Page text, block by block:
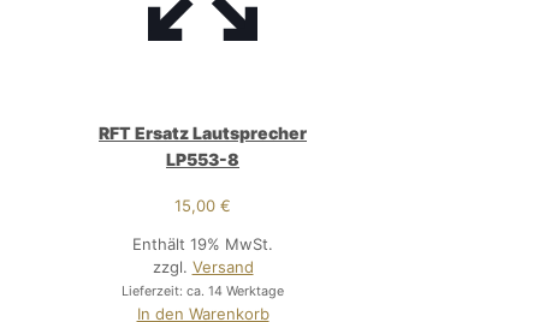
RFT Ersatz Lautsprecher
LP553-8
15,00€
Enthält 19% MwSt.
zzgl. Versand
Lieferzeit: ca. 14 Werktage
In den Warenkorb